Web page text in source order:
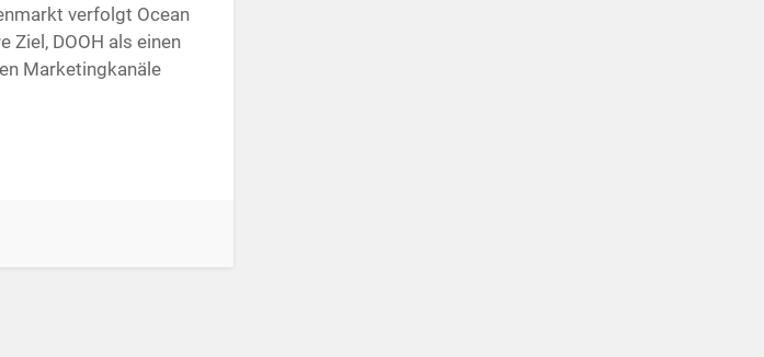
verfolgt Ocean
Ziel, DOOH als einen
Marketingkanäle